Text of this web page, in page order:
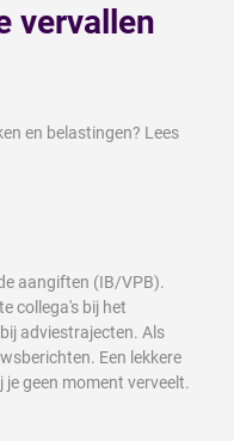
vervallen
en belastingen? Lees
aangiften (IB/VPB).
collega's bij het
adviestrajecten. Als
Een lekkere
geen moment verveelt.